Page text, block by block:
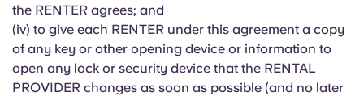
the RENTER agrees; and
(iv) to give each RENTER under this agreement a copy
of any key or other opening device or information to
open any lock or security device that the RENTAL
PROVIDER changes as soon as possible (and no later